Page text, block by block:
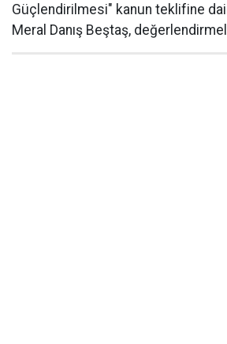
Güçlendirilmesi" kanun teklifine
Meral Danış Beştaş,